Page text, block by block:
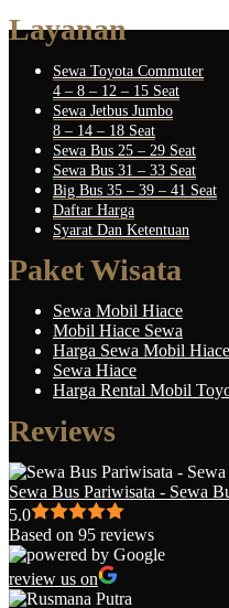
Layanan
Sewa Toyota Commuter
4 – 8 – 12 – 15 Seat
Sewa Jetbus Jumbo
8 – 14 – 18 Seat
Sewa Bus 25 – 29 Seat
Sewa Bus 31 – 33 Seat
Big Bus 35 – 39 – 41 Seat
Daftar Harga
Syarat Dan Ketentuan
Paket Wisata
Sewa Mobil Hiace
Mobil Hiace Sewa
Harga Sewa Mobil Hiace
Sewa Hiace
Harga Rental Mobil
Reviews
Sewa Bus Pariwisata - Sewa
5.0
Based on 95 reviews
review us on